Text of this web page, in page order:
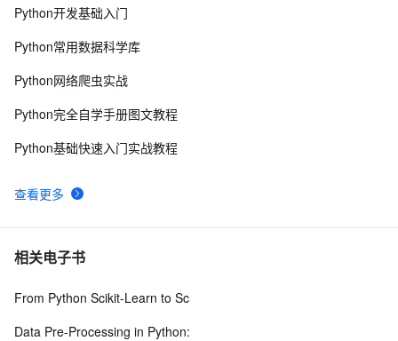
10Python PIL远程命令执行漏洞复现(CVE-2017-8291
查看更多
Python开发基础入门
Python常用数据科学库
Python网络爬虫实战
Python完全自学手册图文教程
Python基础快速入门实战教程
相关电子书
From Python Scikit-Learn to Sc
Data Pre-Processing in Python: